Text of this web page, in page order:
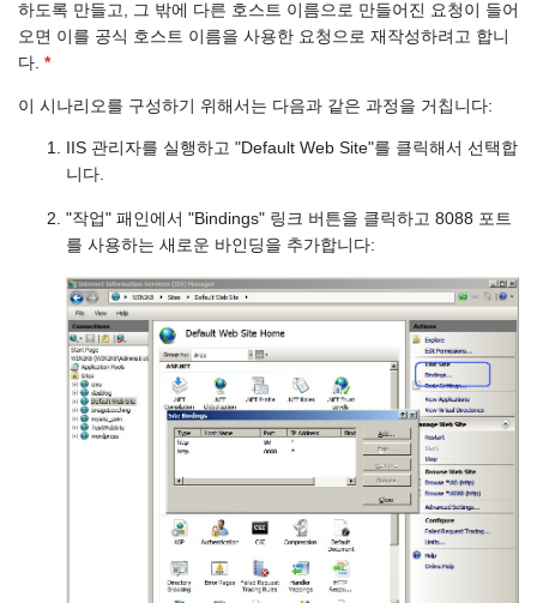
하도록 만들고, 그 밖에 다른 호스트 이름으로 만들어진 요청이 들어
오면 이를 공식 호스트 이름을 사용한 요청으로 재작성하려고 합니
다. *
이 시나리오를 구성하기 위해서는 다음과 같은 과정을 거칩니다:
IIS 관리자를 실행하고 "Default Web Site"를 클릭해서 선택합
니다.
"작업" 패인에서 "Bindings" 링크 버튼을 클릭하고 8088 포트
를 사용하는 새로운 바인딩을 추가합니다: